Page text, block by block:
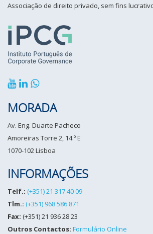
Associação de direito privado, sem fins
MORADA
Av. Eng. Duarte Pacheco
Amoreiras Torre 2, 14.º E
1070-102 Lisboa
INFORMAÇÕES
Telf.: (+351) 21 317 40 09
Tlm.: (+351) 968 586 871
Fax: (+351) 21 936 28 23
Outros Contactos: Formulário Online